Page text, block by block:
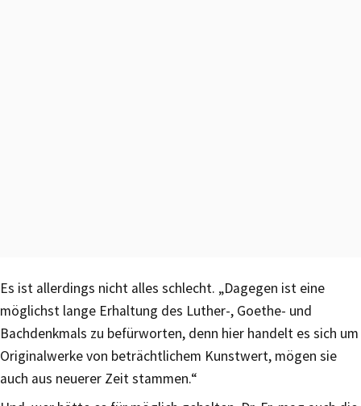
Es ist allerdings nicht alles schlecht. „Dagegen ist eine
möglichst lange Erhaltung des Luther-, Goethe- und
Bachdenkmals zu befürworten, denn hier handelt es sich um
Originalwerke von beträchtlichem Kunstwert, mögen sie
auch aus neuerer Zeit stammen.“